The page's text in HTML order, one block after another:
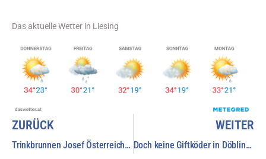
Das aktuelle Wetter in Liesing
Zurück
ZURÜCK
Trinkbrunnen Josef Österreicher Gasse
WEITER
Doch keine Giftköder in Döbling und Liesing